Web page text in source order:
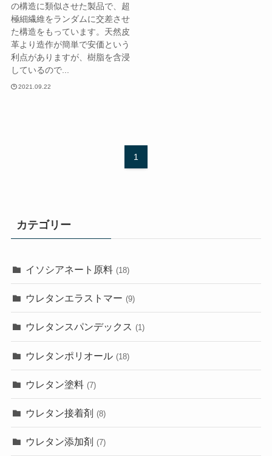
の構造に類似させた製品で、超
極細繊維をランダムに交差させ
た構造をもっています。天然皮
革より造作が簡単で安価という
利点がありますが、樹脂を含浸
しているので...
2021.09.22
1
カテゴリー
イソシアネート原料 (18)
ウレタンエラストマー (9)
ウレタンスパンデックス (1)
ウレタンポリオール (18)
ウレタン塗料 (7)
ウレタン接着剤 (8)
ウレタン添加剤 (7)